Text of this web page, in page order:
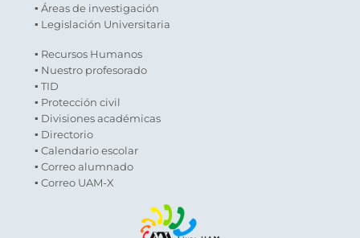
▪ Áreas de investigación
▪ Legislación Universitaria
▪ Recursos Humanos
▪ Nuestro profesorado
▪ TID
▪ Protección civil
▪ Divisiones académicas
▪ Directorio
▪ Calendario escolar
▪ Correo alumnado
▪ Correo UAM-X